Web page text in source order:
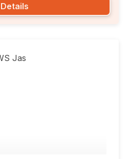
Details